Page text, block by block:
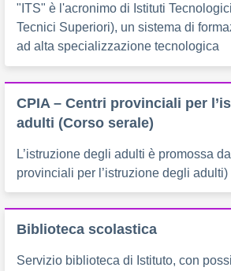
"ITS" è l'acronimo di Istituti
Tecnici Superiori), un sistema di
ad alta specializzazione tecnologica
CPIA – Centri provinciali per
adulti (Corso serale)
L’istruzione degli adulti è promossa
provinciali per l’istruzione degli adulti)
Biblioteca scolastica
Servizio biblioteca di Istituto, con